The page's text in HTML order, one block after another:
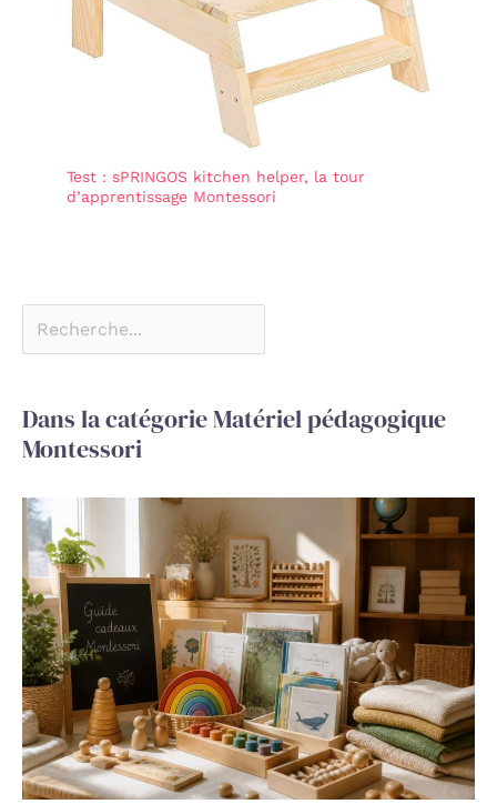
Test : sPRINGOS kitchen helper, la tour
d’apprentissage Montessori
Dans la catégorie Matériel pédagogique
Montessori